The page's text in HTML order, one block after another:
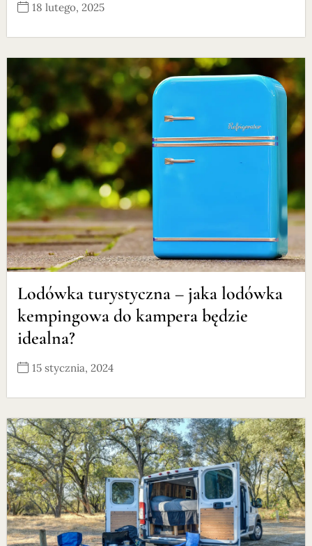
18 lutego, 2025
Lodówka turystyczna – jaka lodówka
kempingowa do kampera będzie
idealna?
15 stycznia, 2024